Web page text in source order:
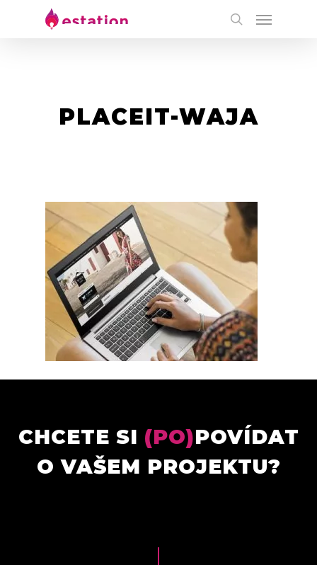
PLACEIT-WAJA
CHCETE SI (PO)POVÍDAT
O VAŠEM PROJEKTU?